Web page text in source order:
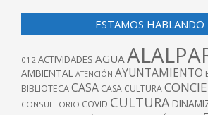
ESTAMOS HABLANDO
012 ACTIVIDADES AGUA
AMBIENTAL ATENCIÓN AYUNTAMIENTO
BIBLIOTECACASA CASA CULTURA
CONSULTORIO COVID CULTURA